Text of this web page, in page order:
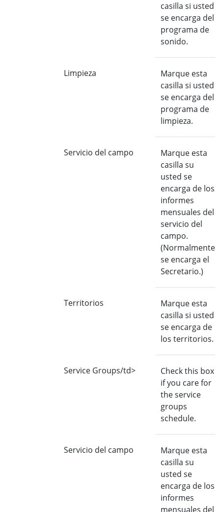
casilla si usted
se encarga del
programa de
sonido.
Limpieza
Marque esta
casilla si usted
se encarga del
programa de
limpieza.
Servicio del campo
Marque esta
casilla su
usted se
encarga de los
informes
mensuales del
servicio del
campo.
(Normalmente
se encarga el
Secretario.)
Territorios
Marque esta
casilla si usted
se encarga de
los territorios.
Service Groups/td>
Check this box
if you care for
the service
groups
schedule.
Servicio del campo
Marque esta
casilla su
usted se
encarga de los
informes
mensuales del